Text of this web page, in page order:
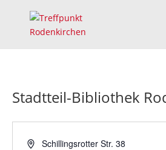
Stadtteil-Bibliothek
AdresseSchillingsrotter Str. 38